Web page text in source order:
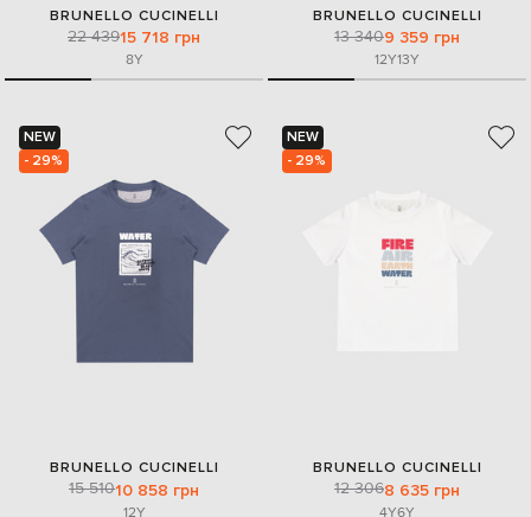
BRUNELLO CUCINELLI
22 43915 718 грн
8Y
BRUNELLO CUCINELLI
13 3409 359 грн
12Y13Y
NEW
- 29%
BRUNELLO CUCINELLI
15 51010 858 грн
12Y
NEW
- 29%
BRUNELLO CUCINELLI
12 3068 635 грн
4Y6Y